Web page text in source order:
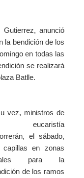
anunció
la bendición de los
en todas las
se realizará
Batlle.
vez, ministros de
eucaristía
el sábado,
capillas en zonas
para la
de los ramos